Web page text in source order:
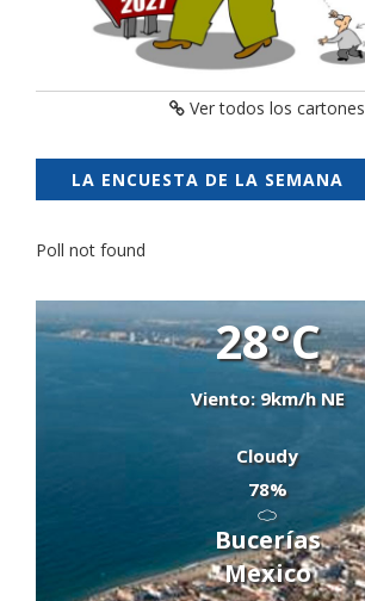
Ver todos los cartones
LA ENCUESTA DE LA SEMANA
Poll not found
28°C
Viento: 9km/h NE
Cloudy
78%
Bucerías
Mexico